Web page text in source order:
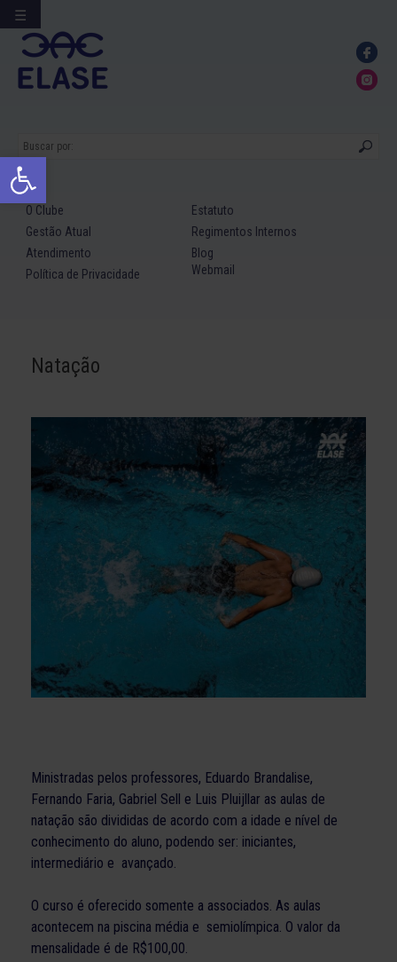
Abrir a barra de ferramentas
Ir
para
conteúdo
O Clube
Estatuto
Gestão Atual
Regimentos Internos
Atendimento
Blog
Política de Privacidade
Webmail
Natação
Ministradas pelos professores, Eduardo Brandalise,
Fernando Faria, Gabriel Sell e Luis Pluijllar as aulas de
natação são divididas de acordo com a idade e nível de
conhecimento do aluno, podendo ser: iniciantes,
intermediário e avançado.
O curso é oferecido somente a associados. As aulas
acontecem na piscina média e semiolímpica. O valor da
mensalidade é de R$100,00.
☰